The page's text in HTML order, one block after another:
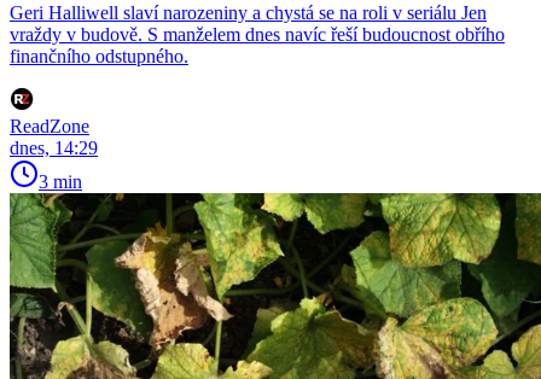
Geri Halliwell slaví narozeniny a chystá se na roli v seriálu Jen
vraždy v budově. S manželem dnes navíc řeší budoucnost obřího
finančního odstupného.
ReadZone
dnes, 14:29
3 min